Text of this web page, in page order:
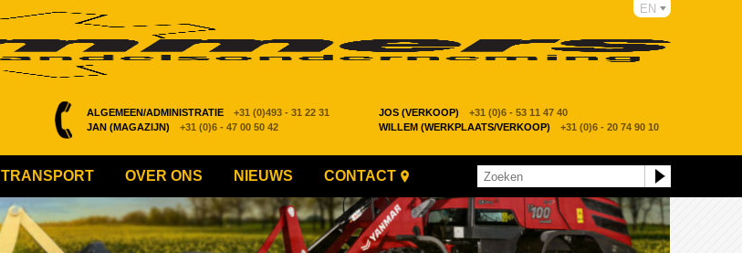
ALGEMEEN/ADMINISTRATIE +31 (0)493 - 31 22 31 JOS (VERKOOP)
+31 (0)6 - 53 11 47 40
JAN (MAGAZIJN)
+31 (0)6 - 47 00 50 42 WILLEM (WERKPLAATS/VERKOOP) +31 (0)6 - 20 74 90 10
EN
TRANSPORT OVER ONS NIEUWS CONTACT